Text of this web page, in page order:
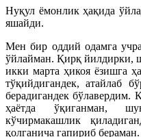
Нуқул ёмонлик ҳақида
яшайди.
Мен бир оддий одамга
ўйлайман. Қирқ йилдирки,
икки марта ҳикоя ёзишга
тўқийдигандек, атайлаб
берадигандек бўлавердим.
ҳаётда ўқиганман,
кўчирмакашлик
қолганича гапириб бераман.